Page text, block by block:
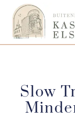
Slow